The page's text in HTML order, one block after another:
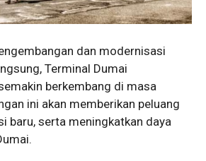
dan modernisasi
Terminal Dumai
berkembang di masa
ini akan memberikan peluang
baru, serta meningkatkan daya